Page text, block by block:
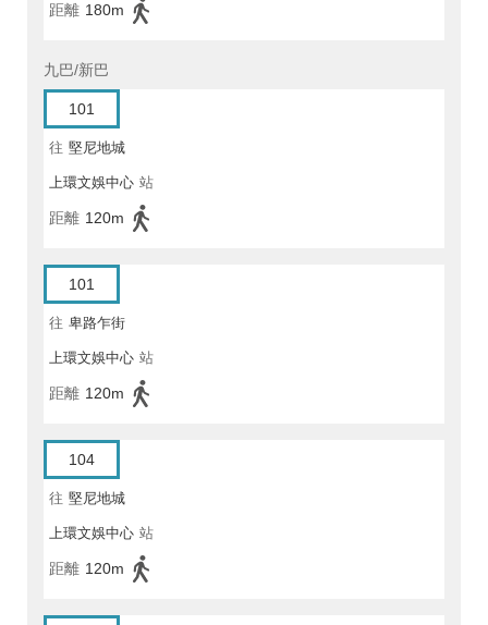
距離 180m
九巴/新巴
101
往 堅尼地城
上環文娛中心 站
距離 120m
101
往 卑路乍街
上環文娛中心 站
距離 120m
104
往 堅尼地城
上環文娛中心 站
距離 120m